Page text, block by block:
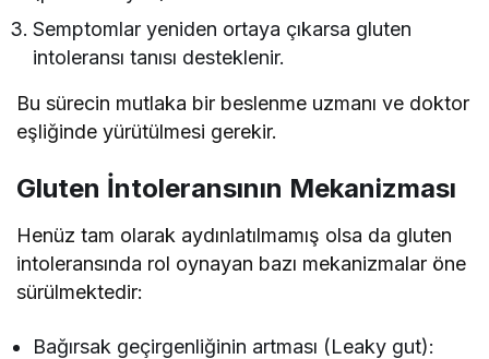
Semptomlar yeniden ortaya çıkarsa gluten
intoleransı tanısı desteklenir.
Bu sürecin mutlaka bir beslenme uzmanı ve doktor
eşliğinde yürütülmesi gerekir.
Gluten İntoleransının Mekanizması
Henüz tam olarak aydınlatılmamış olsa da gluten
intoleransında rol oynayan bazı mekanizmalar öne
sürülmektedir:
Bağırsak geçirgenliğinin artması (Leaky gut):